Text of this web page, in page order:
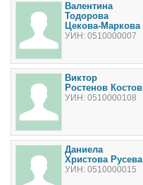
Валентина
Тодорова
Цекова-Маркова
УИН: 0510000007
Виктор
Ростенов Костов
УИН: 0510000108
Даниела
Христова Русева
УИН: 0510000015